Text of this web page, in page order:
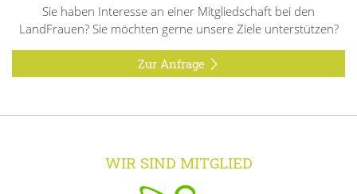
Sie haben Interesse an einer Mitgliedschaft bei den
LandFrauen? Sie möchten gerne unsere Ziele unterstützen?
Zur Anfrage
WIR SIND MITGLIED